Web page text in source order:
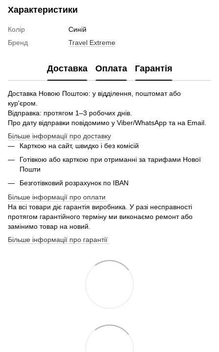
Характеристики
Колір
Синій
Бренд
Travel Extreme
Доставка Оплата Гарантія
Доставка Новою Поштою: у відділення, поштомат або
кур'єром.
Відправка: протягом 1–3 робочих днів.
Про дату відправки повідомимо у Viber/WhatsApp та на Email.
Більше інформації про доставку
Карткою на сайт, швидко і без комісій
Готівкою або карткою при отриманні за тарифами Нової
Пошти
Безготівковий розрахунок по IBAN
Більше інформації про оплати
На всі товари діє гарантія виробника. У разі несправності
протягом гарантійного терміну ми виконаємо ремонт або
замінимо товар на новий.
Більше інформації про гарантії